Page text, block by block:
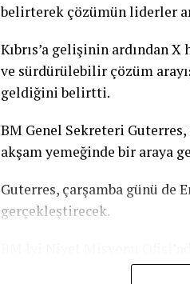
belirterek çözümün liderler
Kıbrıs’a gelişinin ardından X
ve sürdürülebilir çözüm
geldiğini belirtti.
BM Genel Sekreteri
akşam yemeğinde bir araya
Guterres, çarşamba günü de
gerçekleştirecek.
ardından Guterres’in basın